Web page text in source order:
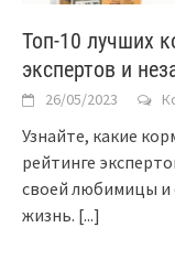
Топ-10 лучших
экспертов и
26/05/2023
Узнайте, какие
рейтинге
своей любимицы и
жизнь. [...]